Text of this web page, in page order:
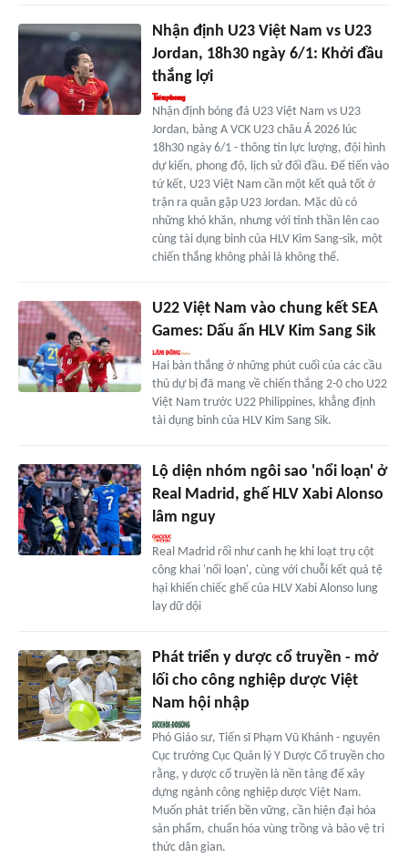
Nhận định U23 Việt Nam vs U23
Jordan, 18h30 ngày 6/1: Khởi đầu
thắng lợi
Nhận định bóng đá U23 Việt Nam vs U23
Jordan, bảng A VCK U23 châu Á 2026 lúc
18h30 ngày 6/1 - thông tin lực lượng, đội hình
dự kiến, phong độ, lịch sử đối đầu. Để tiến vào
tứ kết, U23 Việt Nam cần một kết quả tốt ở
trận ra quân gặp U23 Jordan. Mặc dù có
những khó khăn, nhưng với tinh thần lên cao
cùng tài dụng binh của HLV Kim Sang-sik, một
chiến thắng không phải là không thể.
U22 Việt Nam vào chung kết SEA
Games: Dấu ấn HLV Kim Sang Sik
Hai bàn thắng ở những phút cuối của các cầu
thủ dự bị đã mang về chiến thắng 2-0 cho U22
Việt Nam trước U22 Philippines, khẳng định
tài dụng binh của HLV Kim Sang Sik.
Lộ diện nhóm ngôi sao 'nổi loạn' ở
Real Madrid, ghế HLV Xabi Alonso
lâm nguy
Real Madrid rối như canh hẹ khi loạt trụ cột
công khai 'nổi loạn', cùng với chuỗi kết quả tệ
hại khiến chiếc ghế của HLV Xabi Alonso lung
lay dữ dội
Phát triển y dược cổ truyền - mở
lối cho công nghiệp dược Việt
Nam hội nhập
Phó Giáo sư, Tiến sĩ Phạm Vũ Khánh - nguyên
Cục trưởng Cục Quản lý Y Dược Cổ truyền cho
rằng, y dược cổ truyền là nền tảng để xây
dựng ngành công nghiệp dược Việt Nam.
Muốn phát triển bền vững, cần hiện đại hóa
sản phẩm, chuẩn hóa vùng trồng và bảo vệ tri
thức dân gian.